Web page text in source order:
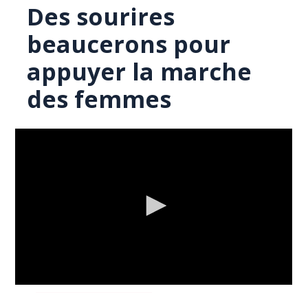
Des sourires
beaucerons pour
appuyer la marche
des femmes